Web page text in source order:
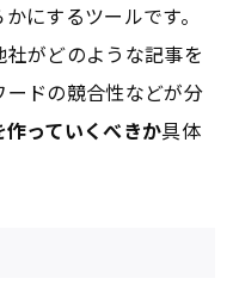
にするツールです。
がどのような記事を
ドの競合性などが分
作っていくべきか具体